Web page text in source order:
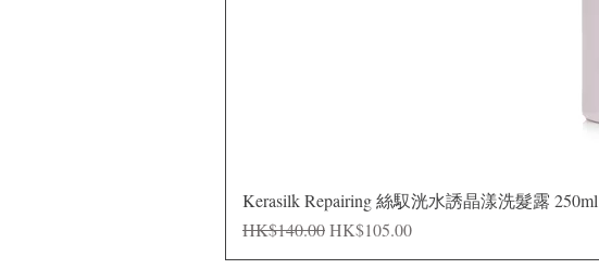
Kerasilk Repairing 絲馭洸水誘晶漾洗髮露 250ml
一般價格
HK$140.00促銷價格
HK$105.00